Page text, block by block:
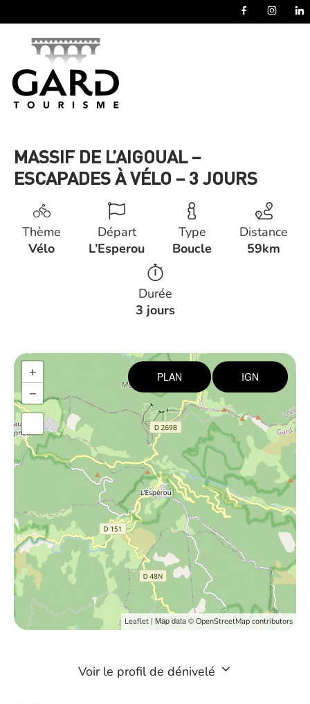
MASSIF DE L’AIGOUAL –
ESCAPADES À VÉLO – 3 JOURS
Thème
Vélo
Départ
L’Esperou
Type
Boucle
Distance
59km
Durée
3 jours
+
−
PLAN IGN
Leaflet | Map data © OpenStreetMap contributors
Voir le profil de dénivelé